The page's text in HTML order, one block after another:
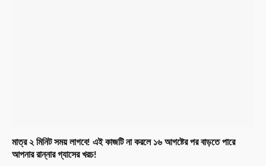
মাত্র ২ মিনিট সময় লাগবে! এই কাজটি না করলে ১৬ আগষ্টের পর বাড়তে পারে
আপনার রান্নার গ্যাসের খরচ!